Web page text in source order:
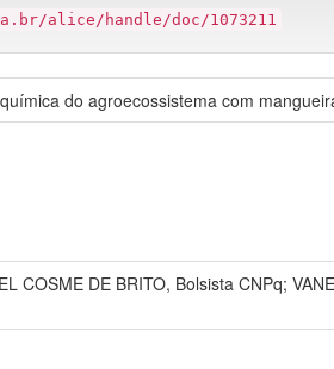
alice/handle/doc/1073211
do agroecossistema com
COSME DE BRITO, Bolsista CNPq;